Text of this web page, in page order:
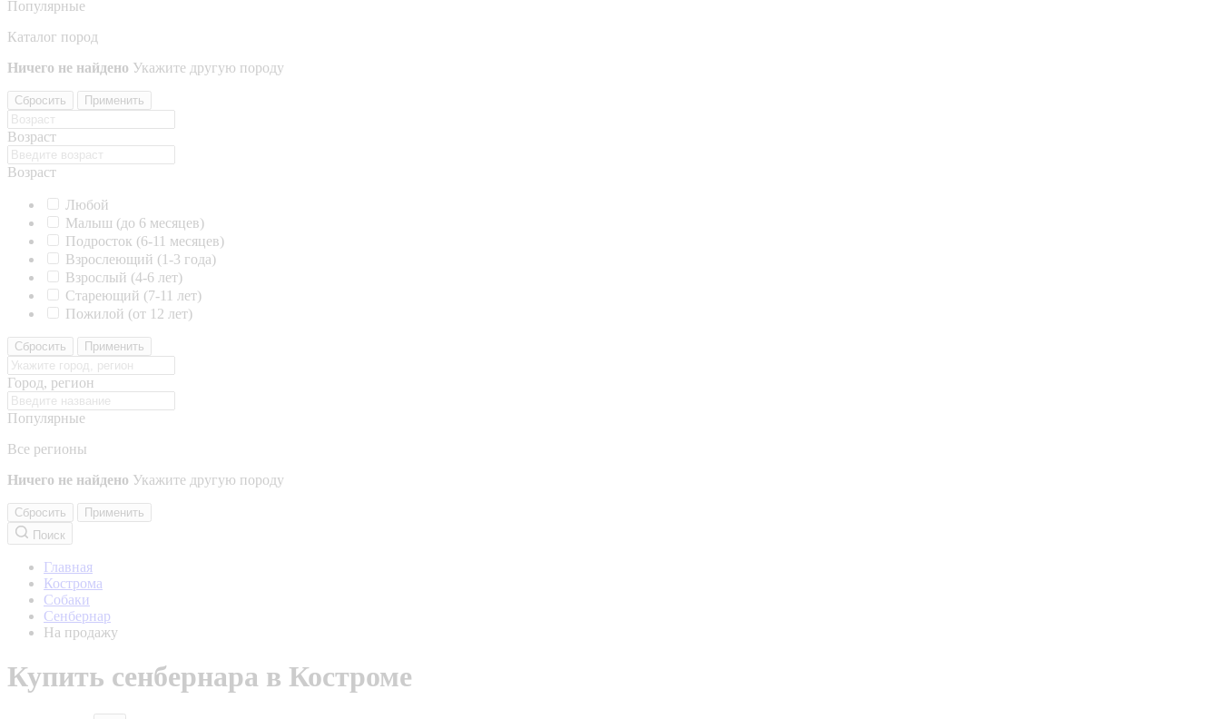
Популярные
Каталог пород
Ничего не найдено Укажите другую породу
Сбросить Применить
Возраст
Возраст
Любой
Малыш (до 6 месяцев)
Подросток (6-11 месяцев)
Взрослеющий (1-3 года)
Взрослый (4-6 лет)
Стареющий (7-11 лет)
Пожилой (от 12 лет)
Сбросить Применить
Город, регион
Популярные
Все регионы
Ничего не найдено Укажите другую породу
Сбросить
Применить
Поиск
Главная
Кострома
Собаки
Сенбернар
На продажу
Купить сенбернара в Костроме